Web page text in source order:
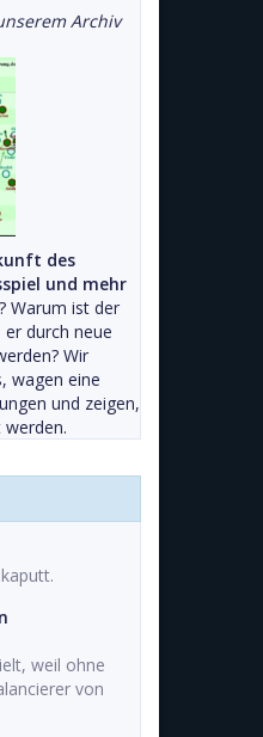
Archiv
des
und mehr
Warum ist der
durch neue
Wir
wagen eine
und zeigen,
weil ohne
von